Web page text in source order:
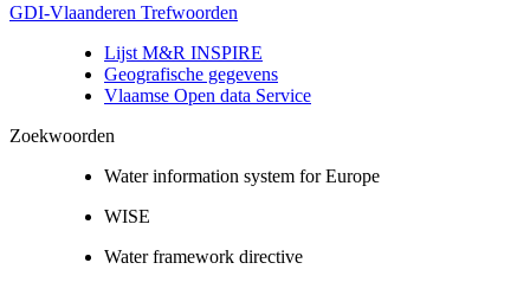
GDI-Vlaanderen Trefwoorden
Lijst M&R INSPIRE
Geografische gegevens
Vlaamse Open data Service
Zoekwoorden
Water information system for Europe
WISE
Water framework directive